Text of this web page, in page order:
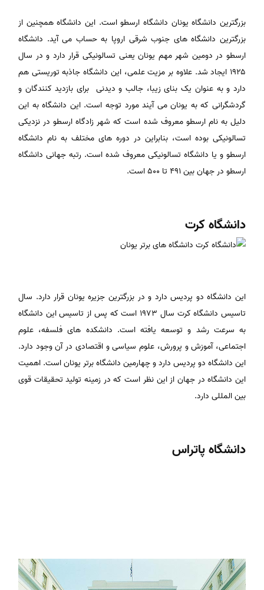
بزرگترین دانشگاه یونان دانشگاه ارسطو است. این دانشگاه همچنین از
بزرگترین دانشگاه های جنوب شرقی اروپا به حساب می آید. دانشگاه
ارسطو در دومین شهر مهم یونان یعنی تسالونیکی قرار دارد و در سال
۱۹۲۵ ایجاد شد. علاوه بر مزیت علمی، این دانشگاه جاذبه توریستی هم
دارد و به عنوان یک بنای زیبا، جالب و دیدنی برای بازدید کنندگان و
گردشگرانی که به یونان می آیند مورد توجه است. این دانشگاه به این
دلیل به نام ارسطو معروف شده است که شهر زادگاه ارسطو در نزدیکی
تسالونیکی بوده است، بنابراین در دوره های مختلف به نام دانشگاه
ارسطو و یا دانشگاه تسالونیکی معروف شده است. رتبه جهانی دانشگاه
ارسطو در جهان بین ۴۹۱ تا ۵۰۰ است.
دانشگاه کرت
این دانشگاه دو پردیس دارد و در بزرگترین جزیره یونان قرار دارد. سال
تاسیس دانشگاه کرت سال ۱۹۷۳ است که پس از تاسیس این دانشگاه
به سرعت رشد و توسعه یافته است. دانشکده های فلسفه، علوم
اجتماعی، آموزش و پرورش، علوم سیاسی و اقتصادی در آن وجود دارد.
این دانشگاه دو پردیس دارد و چهارمین دانشگاه برتر یونان است. اهمیت
این دانشگاه در جهان از این نظر است که در زمینه تولید تحقیقات قوی
بین المللی دارد.
دانشگاه پاتراس